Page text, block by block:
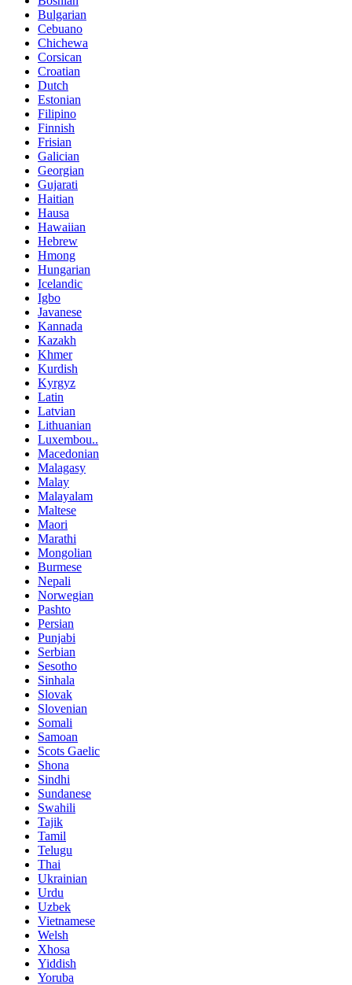
Bulgarian
Cebuano
Chichewa
Corsican
Croatian
Dutch
Estonian
Filipino
Finnish
Frisian
Galician
Georgian
Gujarati
Haitian
Hausa
Hawaiian
Hebrew
Hmong
Hungarian
Icelandic
Igbo
Javanese
Kannada
Kazakh
Khmer
Kurdish
Kyrgyz
Latin
Latvian
Lithuanian
Luxembou..
Macedonian
Malagasy
Malay
Malayalam
Maltese
Maori
Marathi
Mongolian
Burmese
Nepali
Norwegian
Pashto
Persian
Punjabi
Serbian
Sesotho
Sinhala
Slovak
Slovenian
Somali
Samoan
Scots Gaelic
Shona
Sindhi
Sundanese
Swahili
Tajik
Tamil
Telugu
Thai
Ukrainian
Urdu
Uzbek
Vietnamese
Welsh
Xhosa
Yiddish
Yoruba